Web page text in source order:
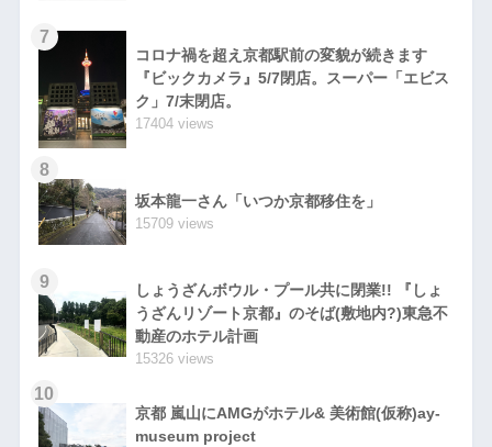
7
コロナ禍を超え京都駅前の変貌が続きます
『ビックカメラ』5/7閉店。スーパー「エビス
ク」7/末閉店。
17404 views
8
坂本龍一さん「いつか京都移住を」
15709 views
9
しょうざんボウル・プール共に閉業!! 『しょ
うざんリゾート京都』のそば(敷地内?)東急不
動産のホテル計画
15326 views
10
京都 嵐山にAMGがホテル& 美術館(仮称)ay-
museum project